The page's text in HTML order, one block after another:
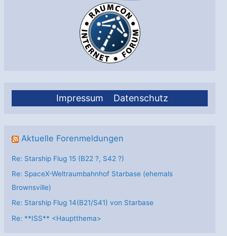
Impressum Datenschutz
Aktuelle Forenmeldungen
Re: Starship Flug 15 (B22 ?, S42 ?)
Re: SpaceX-Weltraumbahnhof Starbase (ehemals
Brownsville)
Re: Starship Flug 14(B21/S41) von Starbase
Re: **ISS** <Hauptthema>